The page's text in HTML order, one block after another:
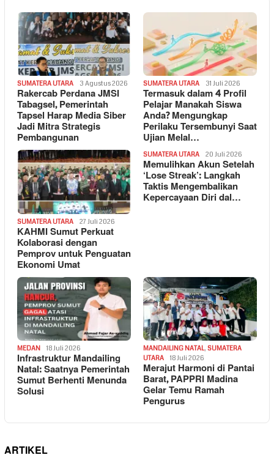
SUMATERA UTARA 3 Agustus 2026
Rakercab Perdana JMSI
Tabagsel, Pemerintah
Tapsel Harap Media Siber
Jadi Mitra Strategis
Pembangunan
SUMATERA UTARA 31 Juli 2026
Termasuk dalam 4 Profil
Pelajar Manakah Siswa
Anda? Mengungkap
Perilaku Tersembunyi Saat
Ujian Melal…
SUMATERA UTARA 27 Juli 2026
KAHMI Sumut Perkuat
Kolaborasi dengan
Pemprov untuk Penguatan
Ekonomi Umat
SUMATERA UTARA 20 Juli 2026
Memulihkan Akun Setelah
‘Lose Streak’: Langkah
Taktis Mengembalikan
Kepercayaan Diri dal…
MEDAN 18 Juli 2026
Infrastruktur Mandailing
Natal: Saatnya Pemerintah
Sumut Berhenti Menunda
Solusi
MANDAILING NATAL, SUMATERA
UTARA
18 Juli 2026
Merajut Harmoni di Pantai
Barat, PAPPRI Madina
Gelar Temu Ramah
Pengurus
ARTIKEL